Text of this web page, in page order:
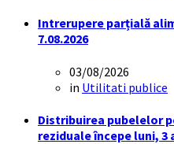
Intrerupere parțială
7.08.2026
03/08/2026
in Utilitati publice
Distribuirea pubelelor
reziduale începe luni, 3